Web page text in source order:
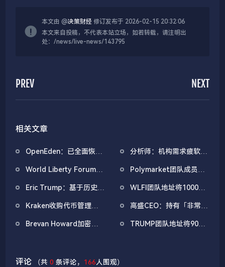
本文由 @决策财经 修订发布于 2026-02-15 20:32:06
本文来自投稿，不代表本站立场，如若转载，请注明出
处：/news/live-news/143795
PREV NEXT
相关文章
OpenEden：已全面恢复
核心系统安全
分析师：机构需求疲软叠
市场面临双重抛压
World Liberty Forum政
总
Polymarket团队成员暗
行
Eric Trump：基于历史平
达100万美元
WLFI团队地址将1000万
Kraken收购代币管理公
备
高盛CEO：持有「非常少
比特币的发展
Brevan Howard加密基
TRUMP团队地址将908.9
评论 （共0 条评论， 166人围观）